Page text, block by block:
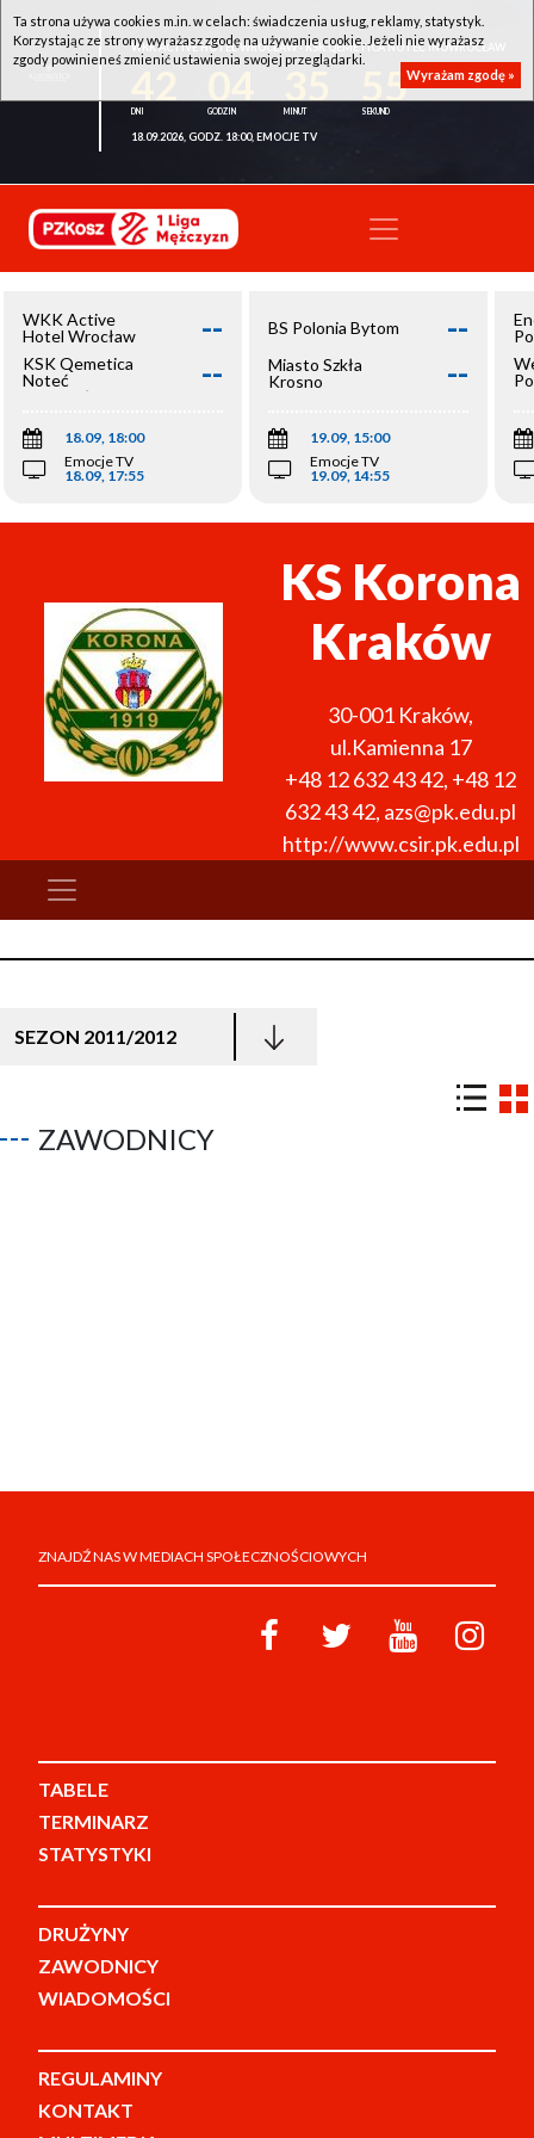
WKK ACTIVE HOTEL WROCŁAW - KSK QEMETICA NOTEĆ INOWROCŁAW
55
18.09.2026, GODZ. 18:00, EMOCJE TV
WKK Active
Hotel Wrocław
--
KSK Qemetica
Noteć
Inowrocław
--
18.09, 18:00
Emocje TV
18.09, 17:55
BS Polonia Bytom --
Miasto Szkła
Krosno
--
19.09, 15:00
Emocje TV
19.09, 14:55
KS Korona
Kraków
30-001 Kraków,
ul.Kamienna 17
+48 12 632 43 42, +48 12
632 43 42, azs@pk.edu.pl
http://www.csir.pk.edu.pl
SEZON 2011/2012
ZAWODNICY
ZNAJDŹ NAS W MEDIACH SPOŁECZNOŚCIOWYCH
TABELE
TERMINARZ
STATYSTYKI
DRUŻYNY
ZAWODNICY
WIADOMOŚCI
REGULAMINY
KONTAKT
Ta strona używa cookies m.in. w celach: świadczenia usług, reklamy, statystyk.
Korzystając ze strony wyrażasz zgodę na używanie cookie. Jeżeli nie wyrażasz
zgody powinieneś zmienić ustawienia swojej przeglądarki.
Wyrażam zgodę »